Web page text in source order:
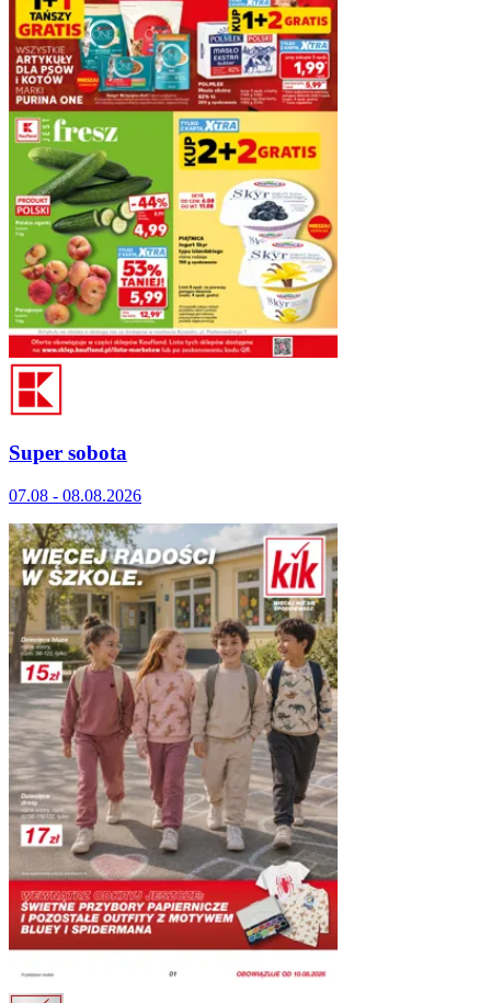
Super sobota
07.08 - 08.08.2026